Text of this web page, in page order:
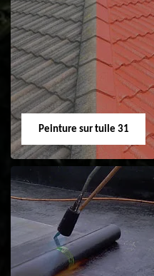
Nettoyage et
ravalement de
façade 31
Peinture sur tuile 31
Peinture sur tuile
31